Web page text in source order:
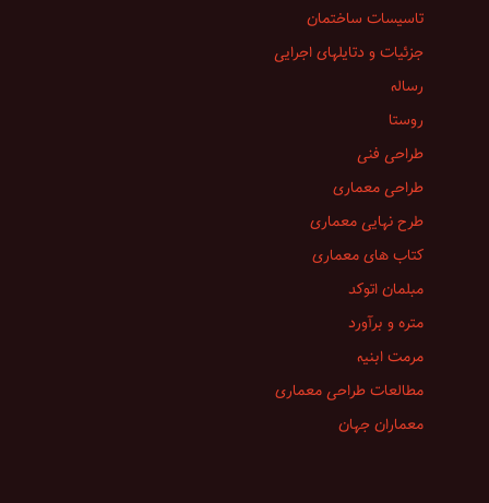
تاسیسات ساختمان
جزئیات و دتایلهای اجرایی
رساله
روستا
طراحی فنی
طراحی معماری
طرح نهایی معماری
کتاب های معماری
مبلمان اتوکد
متره و برآورد
مرمت ابنیه
مطالعات طراحی معماری
معماران جهان